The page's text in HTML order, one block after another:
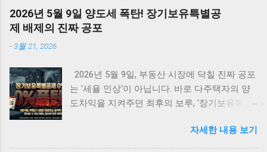
소규모 기업에게 새로운 경제적 기회를 제공할
것이다. <목차> • 글로벌 관세 위기 속의 지속
적 AI 투자 동향 • 관세가 AI 개발 생태계에 미치
하는 AI 기반 수익 모델 • AI 에이전트를 통한 패
시브 인컴 구축 방법 • AI 시대의 새로운 기회와
미래 전망 글로벌 관세 위기 속의 지속적 AI 투
정책의 변화는 세계 경제의 불확실성을 가중시
키고 있다. 특히 한국(25%), 중국(34%), 대만
2026년 5월 9일 양도세 폭탄! 장기보유특별공
제 배제의 진짜 공포
-3월 21, 2026
2026년 5월 9일, 부동산 시장에 닥칠 진짜 공포
는 '세율 인상'이 아닙니다. 바로 다주택자의 양
도차익을 지켜주던 최후의 보루, '장기보유특별
리 세금으로 토해내야 하는 이 치명적인 조치 앞
에, 강남부터 수도권 외곽까지 패닉셀이 번지고
자세한 내용 보기